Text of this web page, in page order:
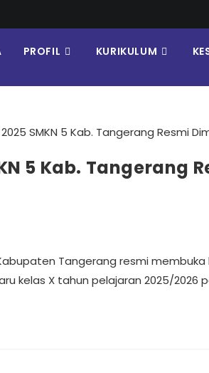
PROFIL KURIKULUM
5 Kab. Tangerang
Tangerang resmi
kelas X tahun pelajaran 2025/2026